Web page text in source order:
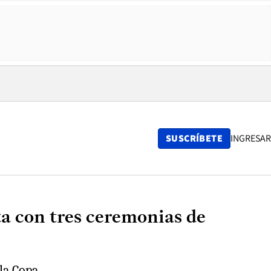
SUSCRÍBETE INGRESAR
con tres ceremonias de